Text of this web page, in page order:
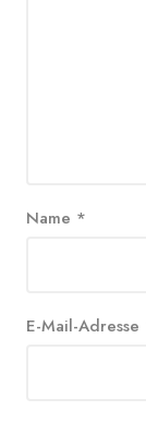
Name *
E-Mail-Adresse